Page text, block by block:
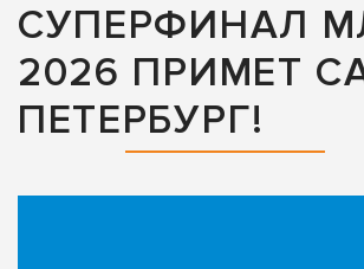
СУПЕРФИНАЛ
2026 ПРИМЕТ
ПЕТЕРБУРГ!